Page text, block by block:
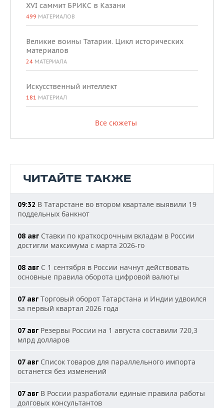
XVI саммит БРИКС в Казани
499 МАТЕРИАЛОВ
Великие воины Татарии. Цикл исторических
материалов
24 МАТЕРИАЛА
Искусственный интеллект
181 МАТЕРИАЛ
Все сюжеты
ЧИТАЙТЕ ТАКЖЕ
09:32 В Татарстане во втором квартале выявили 19
поддельных банкнот
08 авг Ставки по краткосрочным вкладам в России
достигли максимума с марта 2026-го
08 авг С 1 сентября в России начнут действовать
основные правила оборота цифровой валюты
07 авг Торговый оборот Татарстана и Индии удвоился
за первый квартал 2026 года
07 авг Резервы России на 1 августа составили 720,3
млрд долларов
07 авг Список товаров для параллельного импорта
останется без изменений
07 авг В России разработали единые правила работы
долговых консультантов